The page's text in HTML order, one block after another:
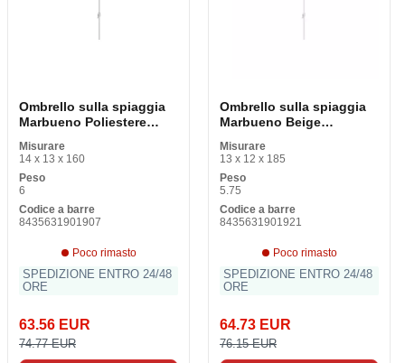
Ombrello sulla spiaggia
Marbueno Poliestere
Misurare
14 x 13 x 160
Peso
6
Codice a barre
8435631901907
Poco rimasto
SPEDIZIONE ENTRO 24/48
ORE
63.56 EUR
74.77 EUR
Ombrello sulla spiaggia
Marbueno Beige
300 cm
Misurare
13 x 12 x 185
Peso
5.75
Codice a barre
8435631901921
Poco rimasto
SPEDIZIONE ENTRO 24/48
ORE
64.73 EUR
76.15 EUR